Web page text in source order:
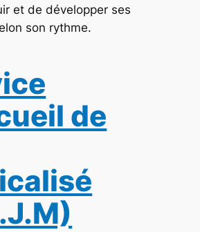
et de développer ses
son rythme.
de